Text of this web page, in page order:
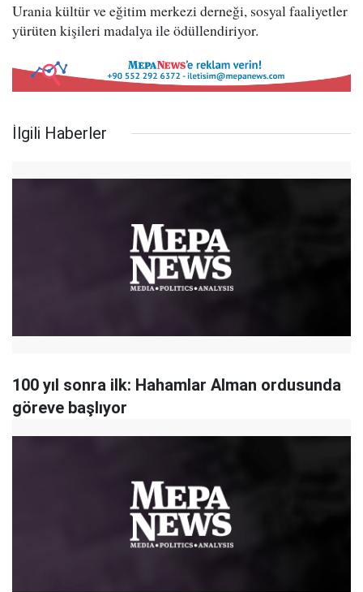
Urania kültür ve eğitim merkezi derneği, sosyal faaliyetler
yürüten kişileri madalya ile ödüllendiriyor.
İlgili Haberler
100 yıl sonra ilk: Hahamlar Alman ordusunda
göreve başlıyor